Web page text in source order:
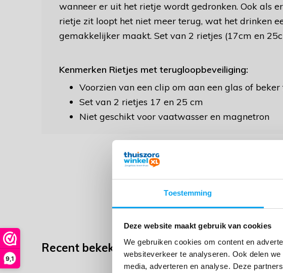
Toestemming
Deze website maakt gebruik van cookies
We gebruiken cookies om content en
websiteverkeer te analyseren. Ook delen
media, adverteren en analyse. Deze
9,1
We
E-
wanneer er uit het rietje wordt gedronken. Ook als
rietje zit loopt het niet meer terug, wat het drinken
gemakkelijker maakt. Set van 2 rietjes (17cm en
Kenmerken Rietjes met terugloopbeveiliging:
Voorzien van een clip om aan een glas of
Set van 2 rietjes 17 en 25 cm
Niet geschikt voor vaatwasser en magnetron
Recent bekeken